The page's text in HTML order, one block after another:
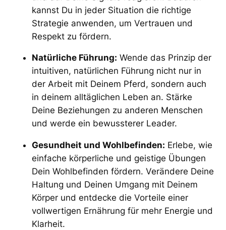
kannst Du in jeder Situation die richtige
Strategie anwenden, um Vertrauen und
Respekt zu fördern.
Natürliche Führung: Wende das Prinzip der
intuitiven, natürlichen Führung nicht nur in
der Arbeit mit Deinem Pferd, sondern auch
in deinem alltäglichen Leben an. Stärke
Deine Beziehungen zu anderen Menschen
und werde ein bewussterer Leader.
Gesundheit und Wohlbefinden: Erlebe, wie
einfache körperliche und geistige Übungen
Dein Wohlbefinden fördern. Verändere Deine
Haltung und Deinen Umgang mit Deinem
Körper und entdecke die Vorteile einer
vollwertigen Ernährung für mehr Energie und
Klarheit.